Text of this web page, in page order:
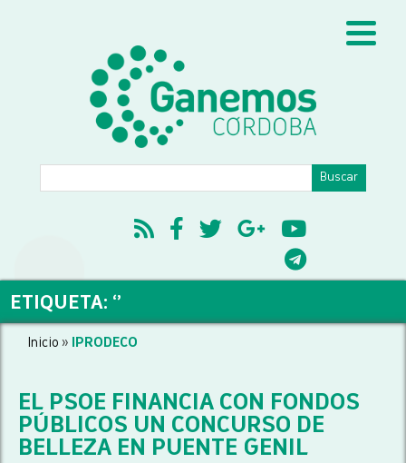
ETIQUETA: ‘’
Inicio » IPRODECO
EL PSOE FINANCIA CON FONDOS
PÚBLICOS UN CONCURSO DE
BELLEZA EN PUENTE GENIL